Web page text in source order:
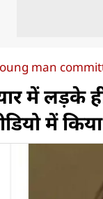
man
में लड़के
में